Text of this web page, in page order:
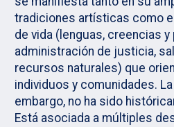
tradiciones artísticas como
de vida (lenguas, creencias
administración de justicia,
recursos naturales) que
individuos y comunidades.
embargo, no ha sido
Está asociada a múltiples